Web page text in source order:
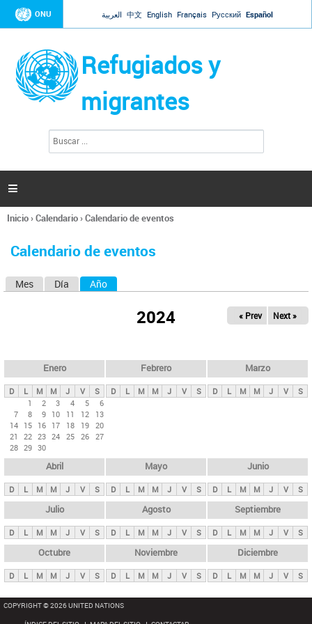
Jump to navigation
ONU العربية 中文 English Français Русский Español
Refugiados y
migrantes
l
d
s

Se
usted
Inicio›Calendario›Calendario de eventos
Calendario de eventos
s
p
n
i
p
a
l
s
Mes Día Año
2024 « Prev Next »
Enero
D L M M J V
S
1
2 3 4 5
6
7
8 9 10 11 12
13
14 15 16 17 18 19 20
21
22 23 24 25 26 27
28 29 30
Febrero
D L M M J V S
Marzo
D L M M J V S
Abril
D L M M J V S
Mayo
D L M M J V S
Junio
D L M M J V S
Julio
D L M M J V S
Agosto
D L M M J V S
Septiembre
D L M M J V S
Octubre
D L M M J V S
Noviembre
D L M M J V S
Diciembre
D L M M J V S
COPYRIGHT © 2026 UNITED NATIONS